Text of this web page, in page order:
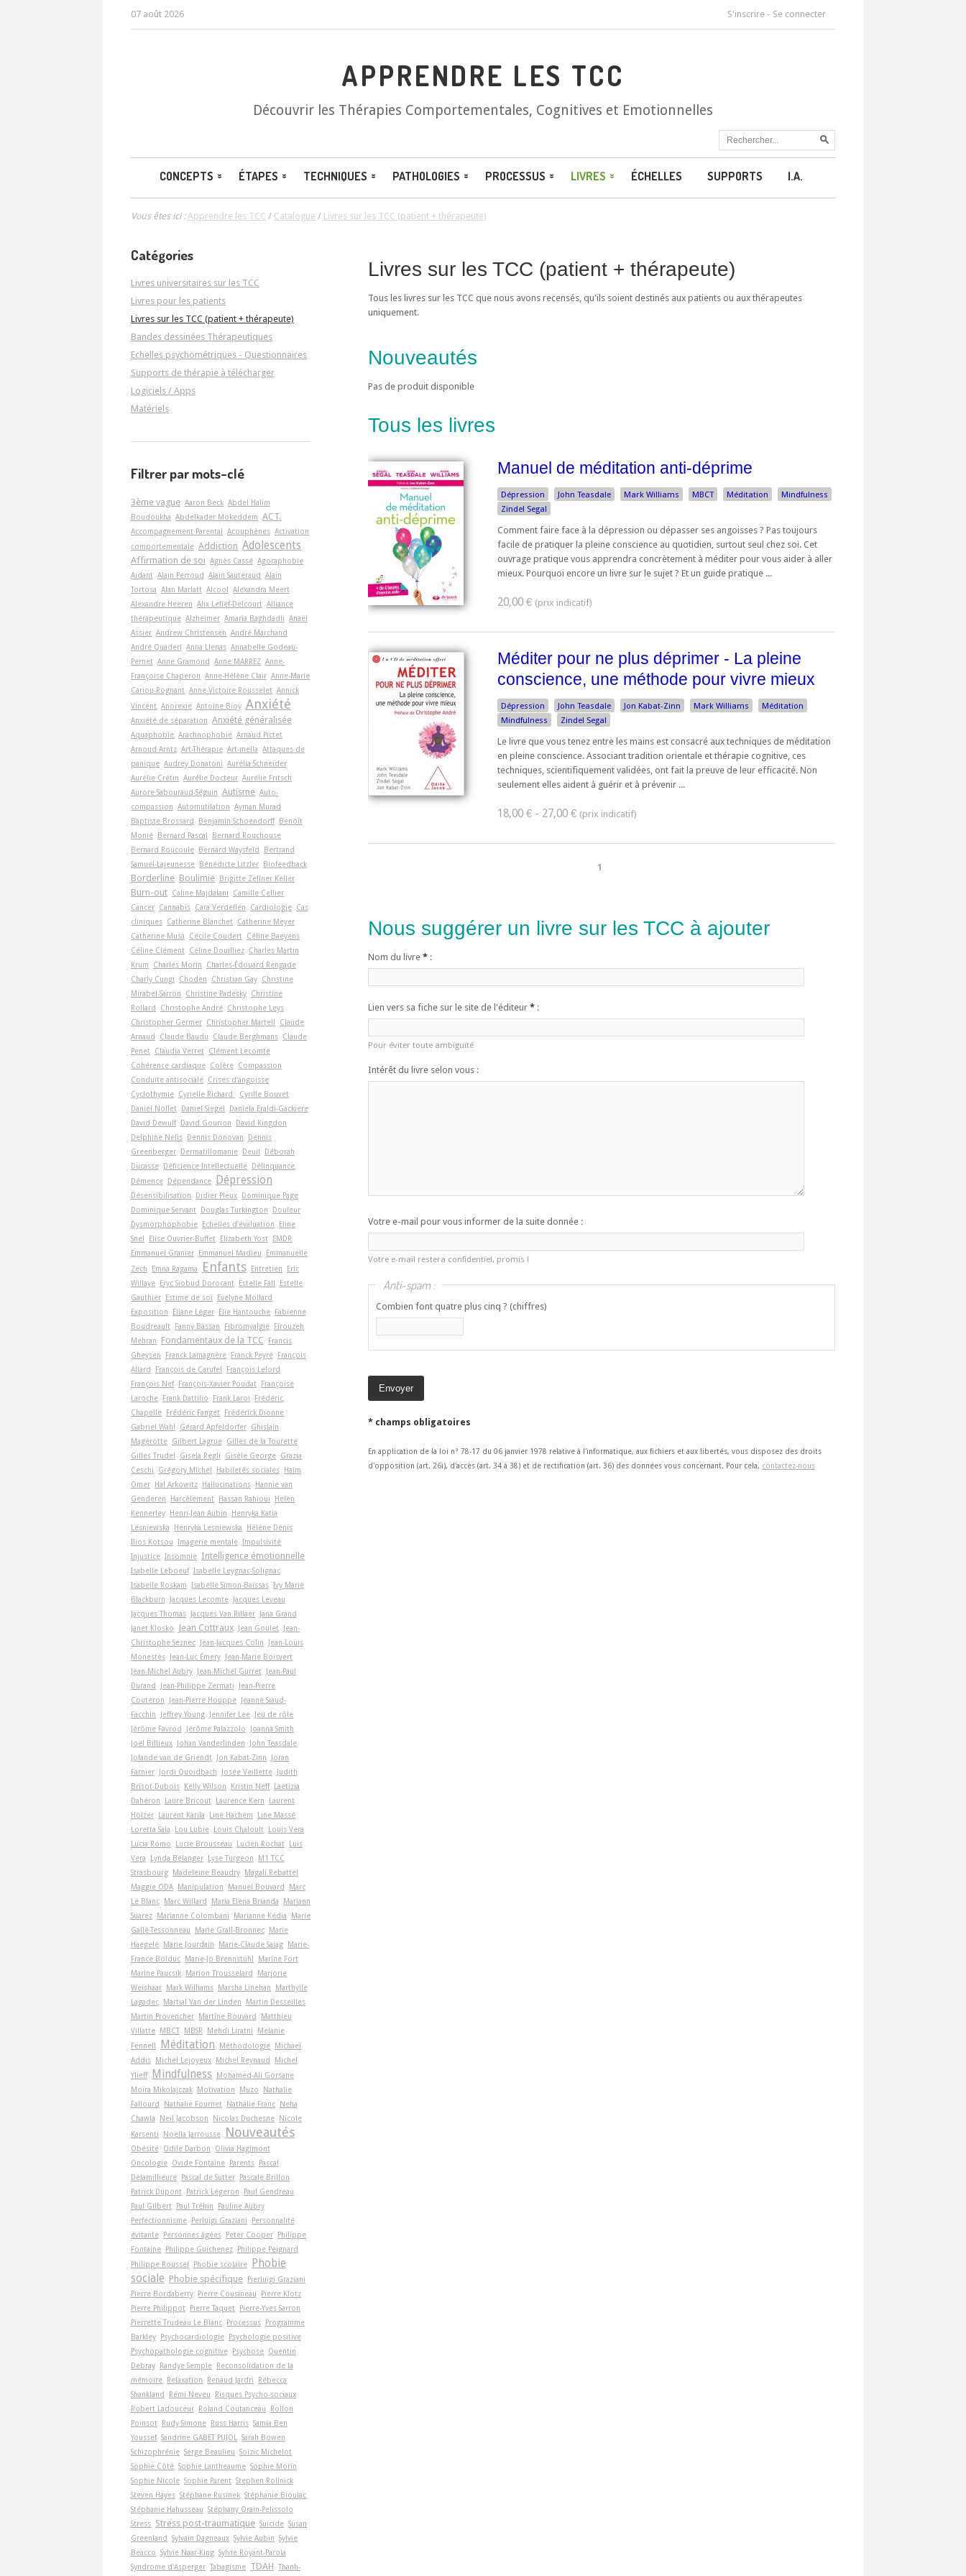
07 août 2026 S'inscrire - Se connecter
APPRENDRE LES TCC
Découvrir les Thérapies Comportementales, Cognitives et Emotionnelles
CONCEPTS ÉTAPES TECHNIQUES PATHOLOGIES PROCESSUS LIVRES ÉCHELLES SUPPORTS I.A.
Vous êtes ici :Apprendre les TCC / Catalogue / Livres sur les TCC (patient + thérapeute)
Livres sur les TCC (patient + thérapeute)
Tous les livres sur les TCC que nous avons recensés, qu'ils soient destinés aux patients ou aux thérapeutes
uniquement.
Nouveautés
Pas de produit disponible
Tous les livres
Manuel de méditation anti-déprime
Dépression John Teasdale Mark Williams MBCT Méditation
Mindfulness
Zindel Segal
Comment faire face à la dépression ou dépasser ses angoisses ? Pas toujours
facile de pratiquer la pleine conscience au quotidien, surtout seul chez soi. Cet
ouvrage pratique vous apprendra concrètement à méditer pour vous aider à aller
mieux. Pourquoi encore un livre sur le sujet ? Et un guide pratique ...
20,00 €
Méditer pour ne plus déprimer - La pleine
conscience, une méthode pour vivre mieux
Dépression John Teasdale Jon Kabat-Zinn Mark Williams
Méditation
Mindfulness
Zindel Segal
Le livre que vous tenez entre les mains est consacré aux techniques de méditation
en pleine conscience. Associant tradition orientale et thérapie cognitive, ces
techniques, scientifiquement validées, ont fait la preuve de leur efficacité. Non
seulement elles aident à guérir et à prévenir ...
18,00 € - 27,00 €
1
Nous suggérer un livre sur les TCC à ajouter
Nom du livre * :
Lien vers sa fiche sur le site de l'éditeur * :
Pour éviter toute ambiguïté
Intérêt du livre selon vous :
Votre e-mail pour vous informer de la suite donnée :
Votre e-mail restera confidentiel, promis !
Anti-spam :
Combien font quatre plus cinq ? (chiffres)
* champs obligatoires
En application de la loi n° 78-17 du 06 janvier 1978 relative à l'informatique, aux fichiers et aux libertés, vous disposez des droits
d'opposition (art. 26i), d'accès (art. 34 à 38) et de rectification (art. 36) des données vous concernant. Pour cela, contactez-nous
Catégories
Livres universitaires sur les TCC
Livres pour les patients
Livres sur les TCC (patient + thérapeute)
Bandes dessinées Thérapeutiques
Echelles psychométriques - Questionnaires
Supports de thérapie à télécharger
Logiciels / Apps
Matériels
Filtrer par mots-clé
3ème vague Aaron Beck Abdel Halim
Boudoukha Abdelkader Mokeddem ACT.
Accompagnement Parental Acouphènes Activation
comportementale Addiction Adolescents
Affirmation de soi Agnès Cassé Agoraphobie
Aidant Alain Perroud Alain Sauteraud Alain
Tortosa Alan Marlatt Alcool Alexandra Meert
Alexandre Heeren Alix Lefief-Delcourt Alliance
thérapeutique Alzheimer Amaria Baghdadli Anaël
Assier Andrew Christensen André Marchand
André Quaderi Anna Llenas Annabelle Godeau-
Pernet Anne Gramond Anne MARREZ Anne-
Françoise Chaperon Anne-Hélène Clair Anne-Marie
Cariou-Rognant Anne-Victoire Rousselet Annick
Vincent Anorexie Antoine Bioy Anxiété
Anxiété de séparation Anxiété généralisée
Aquaphobie Arachnophobie Arnaud Pictet
Arnoud Arntz Art-Thérapie Art-­mella Attaques de
panique Audrey Donatoni Aurélia Schneider
Aurélie Crétin Aurélie Docteur Aurélie Fritsch
Aurore Sabouraud-Séguin Autisme Auto-
compassion Automutilation Ayman Murad
Baptiste Brossard
Benjamin Schoendorff Benoît
Monié Bernard Pascal
Bernard Rouchouse
Bernard Roucoule Bernard Waysfeld
Bertrand
Samuel-Lajeunesse Bénédicte Litzler Biofeedback
Borderline Boulimie Brigitte Zellner Keller
Burn-out Caline Majdalani
Camille Cellier
Cancer Cannabis Cara Verdellen Cardiologie Cas
cliniques Catherine Blanchet Catherine Meyer
Catherine Musa
Cécile Coudert Céline Baeyens
Céline Clément Céline Douilliez Charles Martin
Krum
Charles Morin
Charles-Édouard Rengade
Charly Cungi
Choden Christian Gay Christine
Mirabel-Sarron
Christine Padesky Christine
Rollard
Christophe André Christophe Leys
Christopher Germer Christopher Martell
Claude
Arnaud
Claude Baudu Claude Berghmans Claude
Penet Claudia Verret Clément Lecomte
Cohérence cardiaque Colère Compassion
Conduite antisociale Crises d'angoisse
Cyclothymie Cyrielle Richard
Cyrille Bouvet
Daniel Nollet Daniel Siegel
Daniela Eraldi-Gackiere
David Dewulf David Gourion
David Kingdon
Delphine Nelis Dennis Donovan
Dennis
Greenberger Dermatillomanie Deuil
Déborah
Ducasse Déficience Intellectuelle Délinquance
Démence Dépendance Dépression
Désensibilisation Didier Pleux Dominique Page
Dominique Servant Douglas Turkington
Douleur
Dysmorphophobie Echelles d'évaluation
Eline
Snel
Elise Ouvrier-Buffet Elizabeth Yost EMDR
Emmanuel Granier Emmanuel Madieu
Emmanuelle
Zech
Emna Ragama Enfants Entretien
Eric
Willaye Eryc Siobud Dorocant Estelle Fall
Estelle
Gauthier Estime de soi
Evelyne Mollard
Exposition
Éliane Léger Élie Hantouche Fabienne
Boudreault Fanny Bassan Fibromyalgie Firouzeh
Mehran
Fondamentaux de la TCC
Francis
Gheysen
Franck Lamagnère Franck Peyré François
Allard
François de Carufel
François Lelord
François Nef François-Xavier Poudat Françoise
Laroche Frank Dattilio Frank Laroi
Frédéric
Chapelle Frédéric Fanget Frédérick Dionne
Gabriel Wahl
Gérard Apfeldorfer Ghislain
Magerotte Gilbert Lagrue Gilles de la Tourette
Gilles Trudel
Gisela Regli Gisèle George Grazia
Ceschi
Grégory Michel Habiletés sociales Haim
Omer Hal Arkowitz Hallucinations Hannie van
Genderen
Harcèlement Hassan Rahioui
Helen
Kennerley Henri-Jean Aubin
Henryka Katia
Lesniewska
Henryka Lesniewska
Hélène Denis
Ilios Kotsou Imagerie mentale Impulsivité
Injustice Insomnie Intelligence émotionnelle
Isabelle Leboeuf Isabelle Leygnac-Solignac
Isabelle Roskam Isabelle Simon-Baïssas Ivy Marie
Blackburn
Jacques Lecomte Jacques Leveau
Jacques Thomas Jacques Van Rillaer Jana Grand
Janet Klosko
Jean Cottraux Jean Goulet Jean-
Christophe Seznec Jean-Jacques Colin
Jean-Louis
Monestès Jean-Luc Émery Jean-Marie Boisvert
Jean-Michel Aubry Jean-Michel Gurret Jean-Paul
Durand
Jean-Philippe Zermati
Jean-Pierre
Couteron
Jean-Pierre Houppe Jeanne Siaud-
Facchin
Jeffrey Young Jennifer Lee Jeu de rôle
Jérôme Favrod
Jérôme Palazzolo
Joanna Smith
Joël Billieux Johan Vanderlinden
John Teasdale
Jolande van de Griendt Jon Kabat-Zinn
Joran
Farnier Jordi Quoidbach Josée Veillette Judith
Brisot-Dubois Kelly Wilson Kristin Neff Laetizia
Dahéron
Laure Bricout Laurence Kern
Laurent
Holzer Laurent Karila Line Hachem
Line Massé
Loretta Sala
Lou Lubie Louis Chaloult Louis Vera
Lucia Romo
Lucie Brousseau Lucien Rochat Luis
Vera
Lynda Bélanger Lyse Turgeon
M1 TCC
Strasbourg Madeleine Beaudry Magali Rebattel
Maggie ODA Manipulation Manuel Bouvard
Marc
Le Blanc Marc Willard Maria Elena Brianda
Mariann
Suarez Marianne Colombani Marianne Kédia
Marie
Gallé-Tessonneau
Marie Grall-Bronnec Marie
Haegelé Marie Jourdain Marie-Claude Saiag Marie-
France Bolduc Marie-Jo Brennstuhl
Marine Fort
Marine Paucsik Marion Trousselard
Marjorie
Weishaar Mark Williams Marsha Linehan
Marthylle
Lagadec Martial Van der Linden
Martin Desseilles
Martin Provencher Martine Bouvard
Matthieu
Villatte MBCT MBSR Mehdi Liratni
Melanie
Fennell
Méditation Méthodologie Michael
Addis Michel Lejoyeux Michel Reynaud
Michel
Ylieff
Mindfulness
Mohamed-Ali Gorsane
Moïra Mikolajczak Motivation Muzo
Nathalie
Fallourd
Nathalie Fournet Nathalie Franc Neha
Chawla
Neil Jacobson Nicolas Duchesne Nicole
Karsenti
Noëlla Jarrousse Nouveautés
Obésité Odile Darbon
Olivia Hagimont
Oncologie Ovide Fontaine Parents Pascal
Delamillieure Pascal de Sutter Pascale Brillon
Patrick Dupont Patrick Légeron
Paul Gendreau
Paul Gilbert Paul Tréhin
Pauline Aubry
Perfectionnisme Perluigi Graziani
Personnalité
évitante Personnes âgées Peter Cooper Philippe
Fontaine Philippe Guichenez Philippe Peignard
Philippe Roussel
Phobie scolaire
Phobie
sociale Phobie spécifique Pierluigi Graziani
Pierre Bordaberry Pierre Cousineau
Pierre Klotz
Pierre Philippot Pierre Taquet Pierre-Yves Sarron
Pierrette Trudeau Le Blanc Processus Programme
Barkley Psychocardiologie Psychologie positive
Psychopathologie cognitive Psychose Quentin
Debray Randye Semple Reconsolidation de la
mémoire Relaxation Renaud Jardri
Rébecca
Shankland
Rémi Neveu
Risques Psycho-sociaux
Robert Ladouceur Roland Coutanceau
Rollon
Poinsot Rudy Simone Russ Harris Samia Ben
Youssef Sandrine GABET PUJOL
Sarah Bowen
Schizophrénie Serge Beaulieu Soizic Michelot
Sophie Côté Sophie Lantheaume Sophie Morin
Sophie Nicole Sophie Parent Stephen Rollnick
Steven Hayes Stéphane Rusinek Stéphanie Bioulac
Stéphanie Hahusseau Stéphany Orain-Pelissolo
Stress Stress post-traumatique Suicide Susan
Greenland Sylvain Dagneaux Sylvie Aubin Sylvie
Beacco Sylvie Naar-King Sylvie Royant-Parola
Syndrome d'Asperger Tabagisme TDAH Thanh-